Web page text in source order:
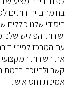
בחומרים ידידותיים
היסודי שלנו כוללים
ושירותי הפוליש
עם המרכז לפינוי
את השירות המקצועי
קשר ולהיווכח
אמינות ויחס אישי.